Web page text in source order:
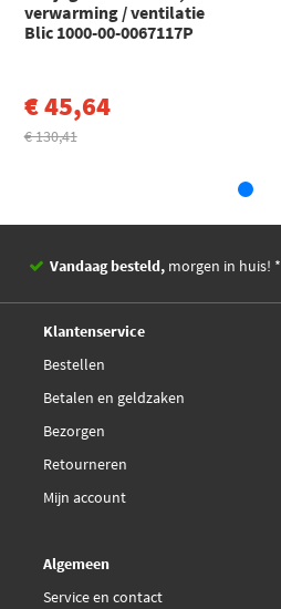
5 Touring (F11) (2009 - 2017)
verwarming / ventilatie
Blic 1000-00-0067117P
€ 45,64
€ 130,41
Vandaag besteld, morgen in huis! *
Klantenservice
Bestellen
Betalen en geldzaken
Bezorgen
Retourneren
Mijn account
Algemeen
Service en contact